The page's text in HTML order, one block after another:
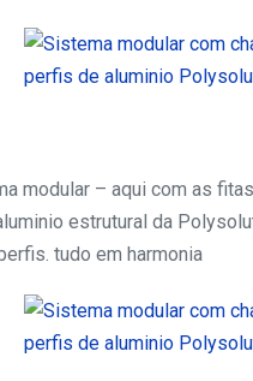
modular – aqui com as
estrutural da
tudo em harmonia